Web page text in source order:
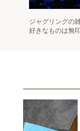
ジャグリングの
好きなものは無